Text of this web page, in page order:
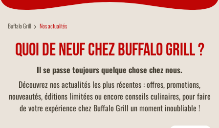
Buffalo Grill Nos actualités
Quoi de neuf chez Buffalo Grill ?
Il se passe toujours quelque chose chez nous.
Découvrez nos actualités les plus récentes : offres, promotions,
nouveautés, éditions limitées ou encore conseils culinaires, pour faire
de votre expérience chez Buffalo Grill un moment inoubliable !